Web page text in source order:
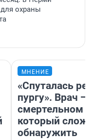
охраны
МНЕНИЕ
«Спуталась
пургу». Врач —
смертельном
который
обнаружить